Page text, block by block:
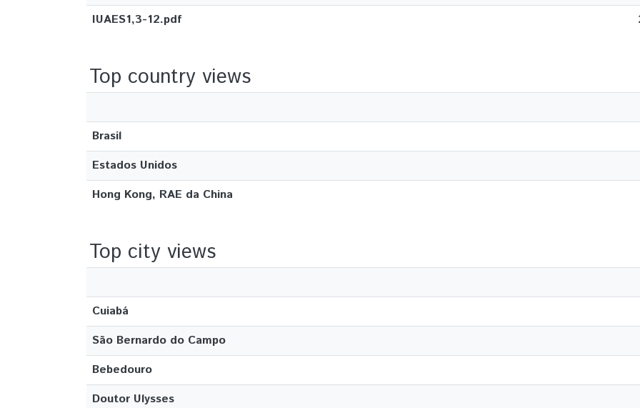
IUAES1,3-12.pdf
Top country views
Brasil
Estados Unidos
Hong Kong, RAE da China
Top city views
Cuiabá
São Bernardo do Campo
Bebedouro
Doutor Ulysses